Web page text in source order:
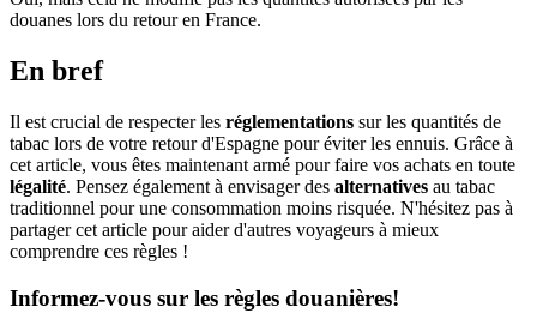
douanes lors du retour en France.
En bref
Il est crucial de respecter les réglementations sur les quantités de
tabac lors de votre retour d'Espagne pour éviter les ennuis. Grâce à
cet article, vous êtes maintenant armé pour faire vos achats en toute
légalité. Pensez également à envisager des alternatives au tabac
traditionnel pour une consommation moins risquée. N'hésitez pas à
partager cet article pour aider d'autres voyageurs à mieux
comprendre ces règles !
Informez-vous sur les règles douanières!